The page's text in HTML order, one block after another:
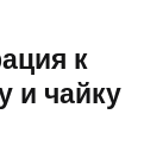
к
и чайку